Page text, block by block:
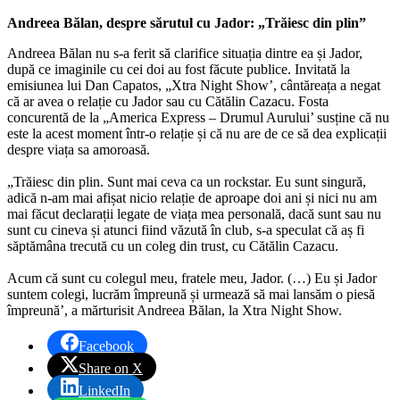
Andreea Bălan, despre sărutul cu Jador: „Trăiesc din plin”
Andreea Bălan nu s-a ferit să clarifice situația dintre ea și Jador,
după ce imaginile cu cei doi au fost făcute publice. Invitată la
emisiunea lui Dan Capatos, „Xtra Night Show’, cântăreața a negat
că ar avea o relație cu Jador sau cu Cătălin Cazacu. Fosta
concurentă de la „America Express – Drumul Aurului’ susține că nu
este la acest moment într-o relație și că nu are de ce să dea explicații
despre viața sa amoroasă.
„Trăiesc din plin. Sunt mai ceva ca un rockstar. Eu sunt singură,
adică n-am mai afișat nicio relație de aproape doi ani și nici nu am
mai făcut declarații legate de viața mea personală, dacă sunt sau nu
sunt cu cineva și atunci fiind văzută în club, s-a speculat că aș fi
săptămâna trecută cu un coleg din trust, cu Cătălin Cazacu.
Acum că sunt cu colegul meu, fratele meu, Jador. (…) Eu și Jador
suntem colegi, lucrăm împreună și urmează să mai lansăm o piesă
împreună’, a mărturisit Andreea Bălan, la Xtra Night Show.
Facebook
Share on X
LinkedIn